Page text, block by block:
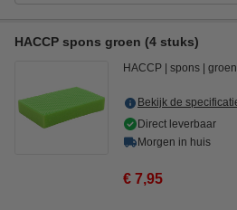
HACCP spons groen (4 stuks)
HACCP spons groen
Bekijk de
Direct leverbaar
Morgen in huis
€ 7,95